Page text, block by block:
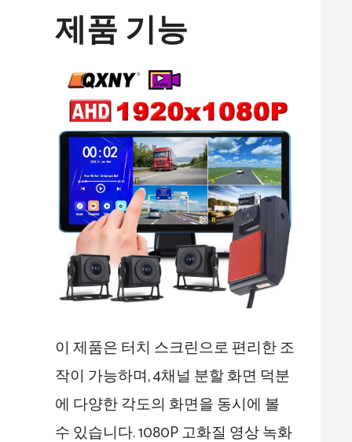
제품 기능
이 제품은 터치 스크린으로 편리한 조
작이 가능하며, 4채널 분할 화면 덕분
에 다양한 각도의 화면을 동시에 볼
수 있습니다. 1080P 고화질 영상 녹화